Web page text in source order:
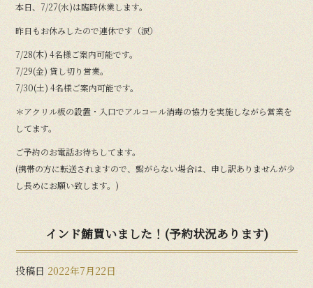
本日、7/27(水)は臨時休業します。
昨日もお休みしたので連休です（涙）
7/28(木) 4名様ご案内可能です。
7/29(金) 貸し切り営業。
7/30(土) 4名様ご案内可能です。
＊アクリル板の設置・入口でアルコール消毒の協力を実施しながら営業を
してます。
ご予約のお電話お待ちしてます。
(携帯の方に転送されますので、繋がらない場合は、申し訳ありませんが少
し長めにお願い致します。)
インド鮪買いました！(予約状況あります)
投稿日 2022年7月22日